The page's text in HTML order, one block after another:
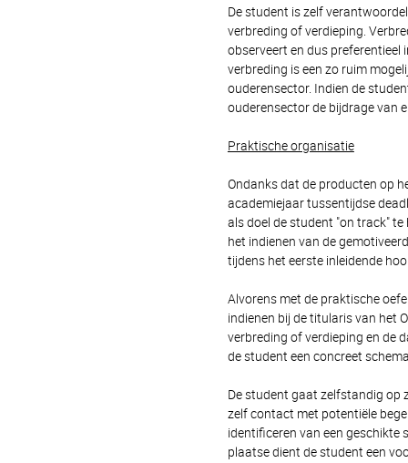
De student is zelf
verbreding of verdieping.
observeert en dus preferentieel
verbreding is een zo ruim
ouderensector. Indien de
ouderensector de bijdrage van
Praktische organisatie
Ondanks dat de producten op
academiejaar tussentijdse
als doel de student "on track"
het indienen van de
tijdens het eerste inleidende
Alvorens met de praktische
indienen bij de titularis van het
verbreding of verdieping en de
de student een concreet
De student gaat zelfstandig op
zelf contact met potentiële
identificeren van een geschikte
plaatse dient de student een